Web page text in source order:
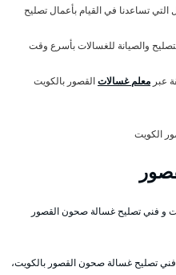
تساعدنا في القيام بأعمال تصليح
والصيانة للغسالات بأسرع وقت
عبر معلم غسالاتالقصور بالكويت
الكويت
و فني تصليح غسالة صحون القصور
تصليح غسالة صحون القصور بالكويت،